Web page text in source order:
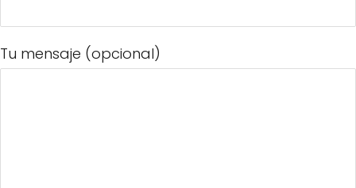
Tu mensaje (opcional)